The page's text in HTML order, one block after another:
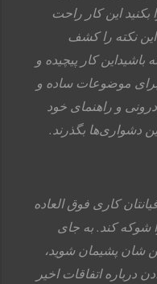
این کار راحت
نکته را کشف
باشیداین کار پیچیده و
موضوعات ساده و
و راهنمای خود
دشواری‌ها بگذرند.
كاری فوق العاده
شوكه كند. به جای
شان پشيمان شويد،
درباره اتفاقات اخير